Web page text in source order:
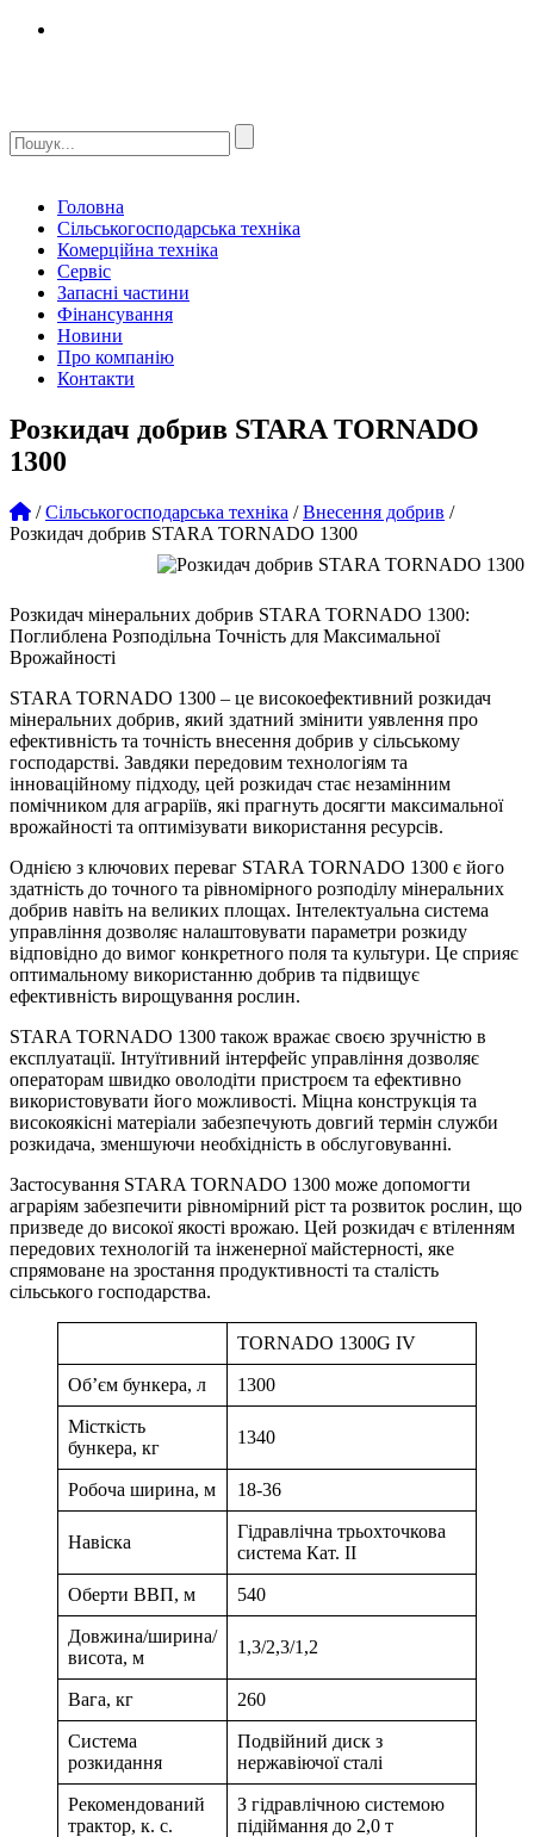
Головна
Сільськогосподарська техніка
Комерційна техніка
Сервіс
Запасні частини
Фінансування
Новини
Про компанію
Контакти
Розкидач добрив STARA TORNADO
1300
/Сільськогосподарська техніка /Внесення добрив /
Розкидач добрив STARA TORNADO 1300
Розкидач мінеральних добрив STARA TORNADO 1300:
Поглиблена Розподільна Точність для Максимальної
Врожайності
STARA TORNADO 1300 – це високоефективний розкидач
мінеральних добрив, який здатний змінити уявлення про
ефективність та точність внесення добрив у сільському
господарстві. Завдяки передовим технологіям та
інноваційному підходу, цей розкидач стає незамінним
помічником для аграріїв, які прагнуть досягти максимальної
врожайності та оптимізувати використання ресурсів.
Однією з ключових переваг STARA TORNADO 1300 є його
здатність до точного та рівномірного розподілу мінеральних
добрив навіть на великих площах. Інтелектуальна система
управління дозволяє налаштовувати параметри розкиду
відповідно до вимог конкретного поля та культури. Це сприяє
оптимальному використанню добрив та підвищує
ефективність вирощування рослин.
STARA TORNADO 1300 також вражає своєю зручністю в
експлуатації. Інтуїтивний інтерфейс управління дозволяє
операторам швидко оволодіти пристроєм та ефективно
використовувати його можливості. Міцна конструкція та
високоякісні матеріали забезпечують довгий термін служби
розкидача, зменшуючи необхідність в обслуговуванні.
Застосування STARA TORNADO 1300 може допомогти
аграріям забезпечити рівномірний ріст та розвиток рослин, що
призведе до високої якості врожаю. Цей розкидач є втіленням
передових технологій та інженерної майстерності, яке
спрямоване на зростання продуктивності та сталість
сільського господарства.
TORNADO 1300G IV
Об’єм бункера, л 1300
Місткість
бункера, кг
1340
Робоча ширина, м 18-36
Навіска
Гідравлічна трьохточкова
система Кат. II
Оберти ВВП, м 540
Довжина/ширина/
висота, м
1,3/2,3/1,2
Вага, кг 260
Система
розкидання
Подвійний диск з
нержавіючої сталі
Рекомендований
трактор, к. с.
З гідравлічною системою
підіймання до 2,0 т